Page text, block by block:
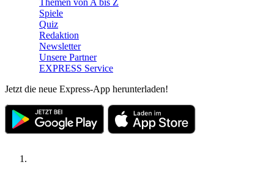
Spiele
Quiz
Redaktion
Newsletter
Unsere Partner
EXPRESS Service
Jetzt die neue Express-App herunterladen!